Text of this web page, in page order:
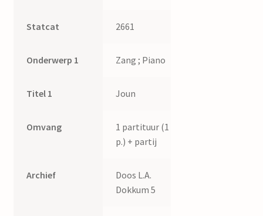
Statcat 2661
Onderwerp 1 Zang ; Piano
Titel 1 Joun
Omvang
1 partituur (1
p.) + partij
Archief
Doos L.A.
Dokkum 5